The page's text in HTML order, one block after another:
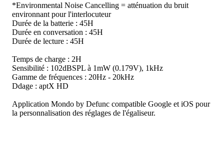
*Environmental Noise Cancelling = atténuation du bruit
environnant pour l'interlocuteur
Durée de la batterie : 45H
Durée en conversation : 45H
Durée de lecture : 45H
Temps de charge : 2H
Sensibilité : 102dBSPL à 1mW (0.179V), 1kHz
Gamme de fréquences : 20Hz - 20kHz
Ddage : aptX HD
Application Mondo by Defunc compatible Google et iOS pour
la personnalisation des réglages de l'égaliseur.